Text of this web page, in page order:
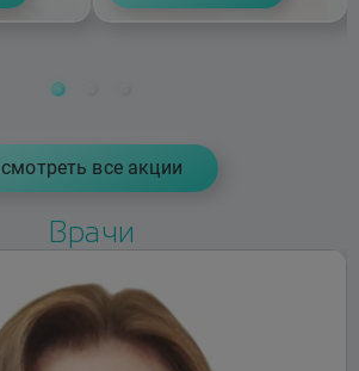
cмотреть все акции
Врачи